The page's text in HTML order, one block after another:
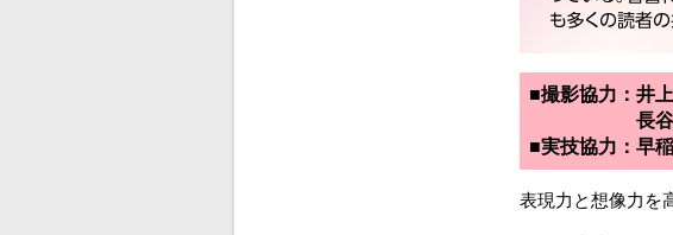
■撮影協力：井
長
■実技協力：早
表現力と想像力を